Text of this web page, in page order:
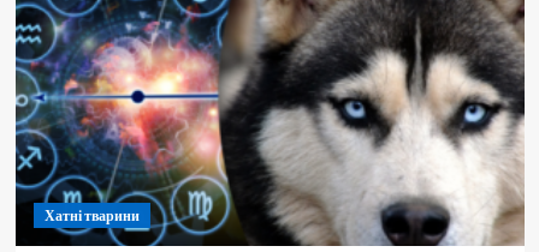
Хатні тварини